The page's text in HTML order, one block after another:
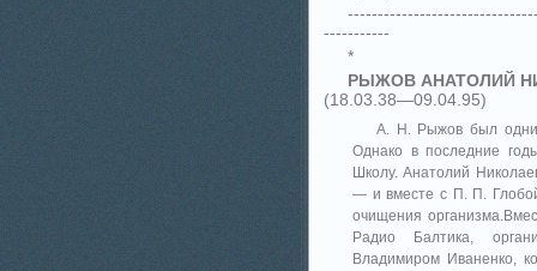
-----------
*
РЫЖОВ АНАТОЛИЙ
(18.03.38―09.04.95)
А. Н. Рыжов был
Однако в последние
Школу. Анатолий
― и вместе с П. П.
очищения
Радио Балтика,
Владимиром Иваненко,